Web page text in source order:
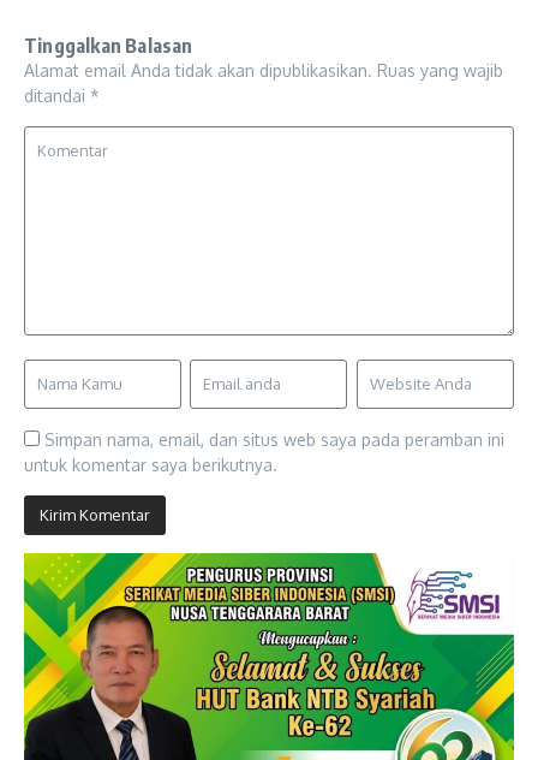
Tinggalkan Balasan
Alamat email Anda tidak akan dipublikasikan. Ruas yang wajib
ditandai *
Simpan nama, email, dan situs web saya pada peramban ini
untuk komentar saya berikutnya.